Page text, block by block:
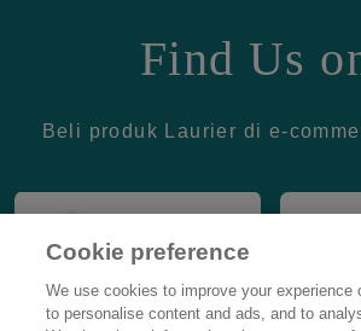
Find Us
Beli produk Laurier di e-
Cookie preference
We use cookies to improve your experience
to personalise content and ads, and to